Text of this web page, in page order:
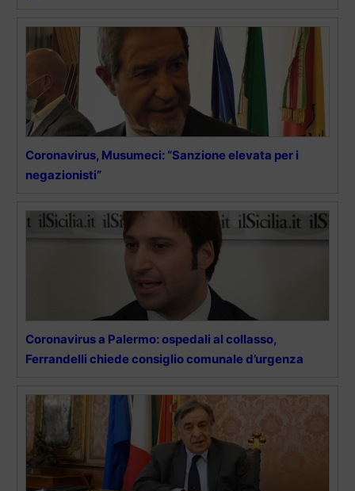
Coronavirus, Musumeci: “Sanzione elevata per i
negazionisti”
Coronavirus a Palermo: ospedali al collasso,
Ferrandelli chiede consiglio comunale d’urgenza